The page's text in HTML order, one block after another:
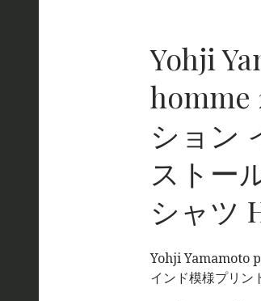
Yohji
homme
ション
ストー
シャツ
Yohji Yamamoto
インド模様プリン